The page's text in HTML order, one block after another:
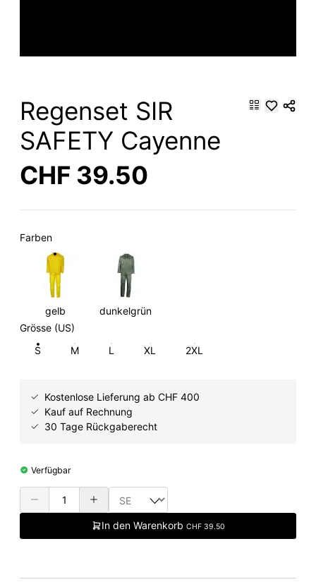
Regenset SIR
SAFETY Cayenne
CHF 39.50
Farben
gelb
dunkelgrün
Grösse (US)
S
M L XL 2XL
Kostenlose Lieferung ab CHF 400
Kauf auf Rechnung
30 Tage Rückgaberecht
Verfügbar
In den Warenkorb CHF 39.50